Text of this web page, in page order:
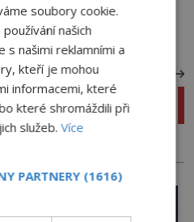
mosty světa?
a wehrmacht spojili síly
proti SS
soubory cookie.
našich
s našimi reklamními a
kteří je mohou
informacemi, které
které shromáždili při
služeb.Více
PARTNERY (1616)